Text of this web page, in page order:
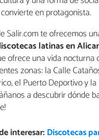
en protagonista.
Salir.com te ofrecemos
latinas en
ofrece una vida nocturna
zonas: la Calle
el Puerto Deportivo y
a descubrir dónde
interesar: Discotecas